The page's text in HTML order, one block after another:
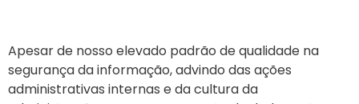
Apesar de nosso elevado padrão de qualidade na
segurança da informação, advindo das ações
administrativas internas e da cultura da